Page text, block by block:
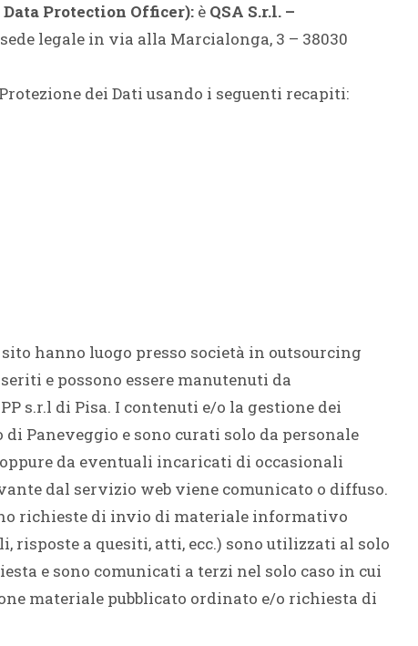
Protection Officer):è QSA S.r.l. –
legale in via alla Marcialonga, 3 – 38030
dei Dati usando i seguenti recapiti:
hanno luogo presso società in outsourcing
e possono essere manutenuti da
s.r.l di Pisa. I contenuti e/o la gestione dei
Paneveggio e sono curati solo da personale
da eventuali incaricati di occasionali
dal servizio web viene comunicato o diffuso.
richieste di invio di materiale informativo
risposte a quesiti, atti, ecc.) sono utilizzati al solo
e sono comunicati a terzi nel solo caso in cui
materiale pubblicato ordinato e/o richiesta di